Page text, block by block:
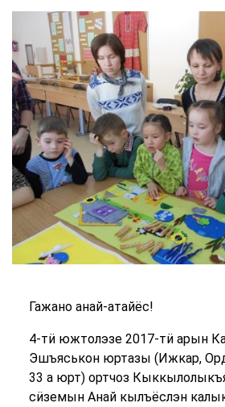
Гажано анай-атайёс!
4-тӥ южтолэзе 2017-тӥ арын
Эшъяськон юртазы (Ижкар,
33 а юрт) ортчоз
сӥземын Анай кылъёслэн